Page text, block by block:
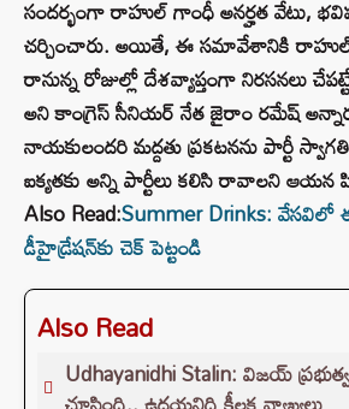
సందర్భంగా రాహుల్ గాంధీ అనర్హత వేటు,
చర్చించారు. అయితే, ఈ సమావేశానికి
రానున్న రోజుల్లో దేశవ్యాప్తంగా నిరసనలు
అని కాంగ్రెస్‌ సీనియర్‌ నేత జైరాం రమేష్‌
నాయకులందరి మద్దతు ప్రకటనను పార్టీ
ఐక్యతకు అన్ని పార్టీలు కలిసి రావాలని ఆయన
Also Read:Summer Drinks: వేసవిలో
డీహైడ్రేషన్‌కు చెక్ పెట్టండి
Also Read
Udhayanidhi Stalin: విజయ్